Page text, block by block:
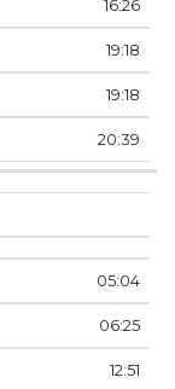
16:26
19:18
19:18
20:39
05:04
06:25
12:51